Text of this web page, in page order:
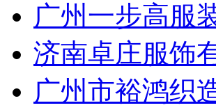
广州一步高服
济南卓庄服饰
广州市裕鸿织